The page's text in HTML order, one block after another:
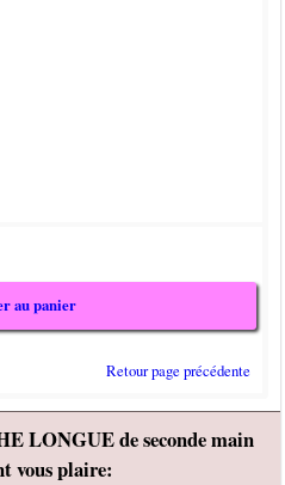
au panier
Retour page précédente
LONGUE de seconde main
vous plaire: